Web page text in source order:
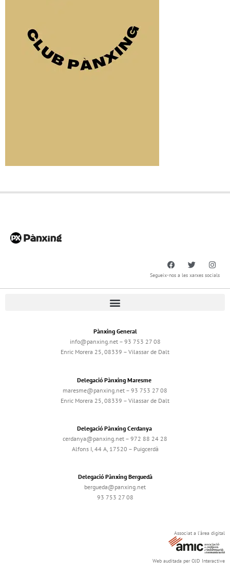
Segueix-nos a les xarxes socials
Pànxing General
info@panxing.net – 93 753 27 08
Enric Morera 25, 08339 – Vilassar de Dalt
Delegació Pànxing Maresme
maresme@panxing.net – 93 753 27 08
Enric Morera 25, 08339 – Vilassar de Dalt
Delegació Pànxing Cerdanya
cerdanya@panxing.net – 972 88 24 28
Alfons I, 44 A, 17520 – Puigcerdà
Delegació Pànxing Berguedà
bergueda@panxing.net
93 753 27 08
Associat a l'àrea digital
Web auditada per OJD Interactive